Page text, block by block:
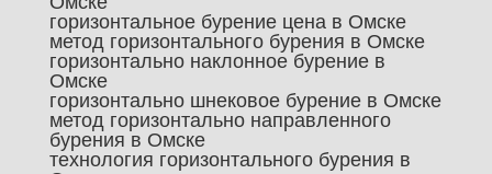
горизонтальное бурение цена в Омске
метод горизонтального бурения в Омске
горизонтально наклонное бурение в
Омске
горизонтально шнековое бурение в Омске
метод горизонтально направленного
бурения в Омске
технология горизонтального бурения в